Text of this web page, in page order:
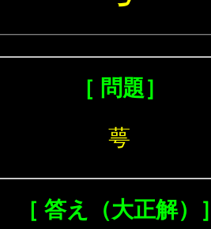
［ 問題］
萼
［ 答え（大正解）］